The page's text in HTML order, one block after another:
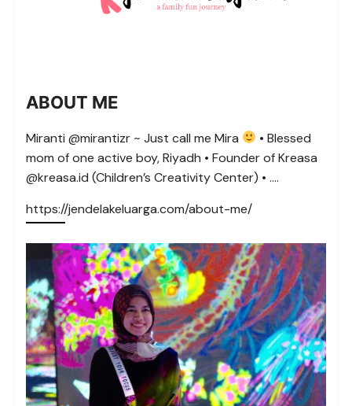
ABOUT ME
Miranti @mirantizr ~ Just call me Mira
• Blessed
mom of one active boy, Riyadh • Founder of Kreasa
@kreasa.id (Children’s Creativity Center) • ….
https://jendelakeluarga.com/about-me/